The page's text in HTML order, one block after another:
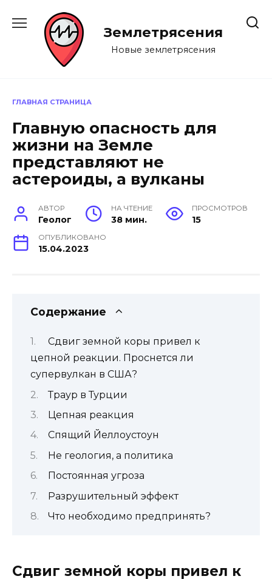
содержанию
Землетрясения
Новые землетрясения
ГЛАВНАЯ СТРАНИЦА
Главную опасность для
жизни на Земле
представляют не
астероиды, а вулканы
АВТОР
Геолог
НА ЧТЕНИЕ
38 мин.
ПРОСМОТРОВ
15
ОПУБЛИКОВАНО
15.04.2023
Содержание
Сдвиг земной коры привел к
цепной реакции. Проснется ли
супервулкан в США?
Траур в Турции
Цепная реакция
Спящий Йеллоустоун
Не геология, а политика
Постоянная угроза
Разрушительный эффект
Что необходимо предпринять?
Сдвиг земной коры привел к